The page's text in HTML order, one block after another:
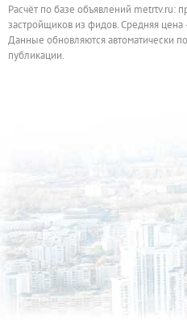
Расчёт по базе объявлений metrtv.ru:
застройщиков из фидов. Средняя
Данные обновляются автоматически
публикации.